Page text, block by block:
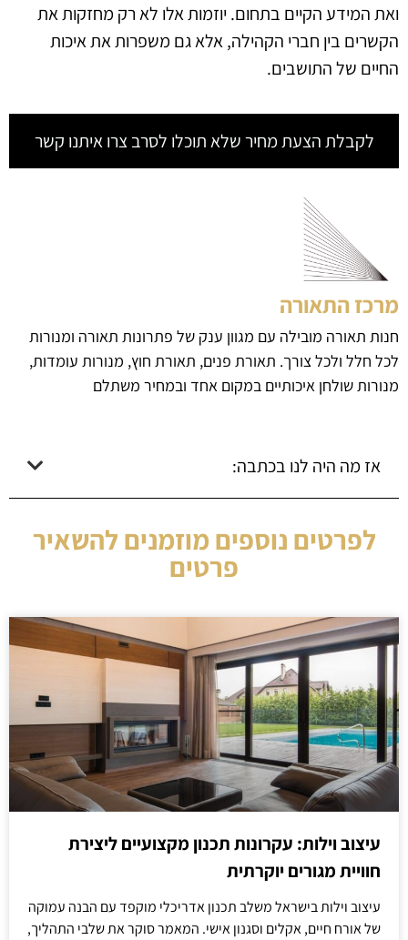
ואת המידע הקיים בתחום. יוזמות אלו לא רק מחזקות את
הקשרים בין חברי הקהילה, אלא גם משפרות את איכות
החיים של התושבים.
לקבלת הצעת מחיר שלא תוכלו לסרב צרו איתנו קשר
מרכז התאורה
חנות תאורה מובילה עם מגוון ענק של פתרונות תאורה ומנורות
לכל חלל ולכל צורך. תאורת פנים, תאורת חוץ, מנורות עומדות,
מנורות שולחן איכותיים במקום אחד ובמחיר משתלם
אז מה היה לנו בכתבה:
לפרטים נוספים מוזמנים להשאיר
פרטים
עיצוב וילות: עקרונות תכנון מקצועיים ליצירת
חוויית מגורים יוקרתית
עיצוב וילות בישראל משלב תכנון אדריכלי מוקפד עם הבנה עמוקה
של אורח חיים, אקלים וסגנון אישי. המאמר סוקר את שלבי התהליך,